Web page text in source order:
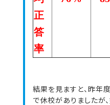
正
答
率
結果を見ますと、昨年
で休校がありましたが